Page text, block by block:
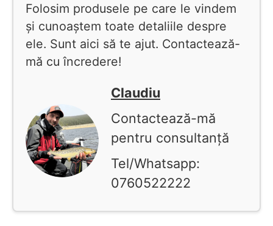
Folosim produsele pe care le vindem
și cunoaștem toate detaliile despre
ele. Sunt aici să te ajut. Contactează-
mă cu încredere!
Claudiu
Contactează-mă
pentru consultanță
Tel/Whatsapp:
0760522222